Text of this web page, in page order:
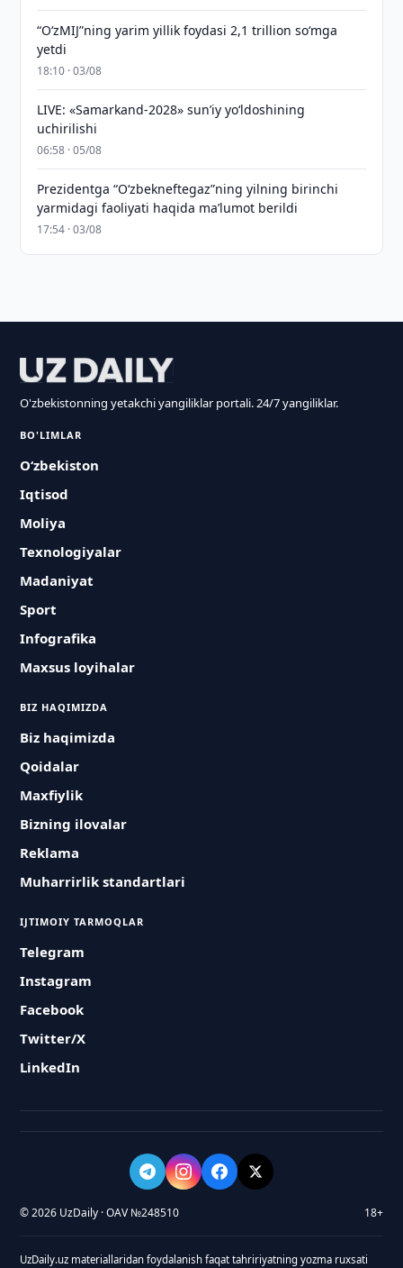
“O‘zMIJ”ning yarim yillik foydasi 2,1 trillion so‘mga
yetdi
18:10 · 03/08
LIVE: «Samarkand-2028» sun’iy yo‘ldoshining
uchirilishi
06:58 · 05/08
Prezidentga “Oʻzbekneftegaz”ning yilning birinchi
yarmidagi faoliyati haqida maʼlumot berildi
17:54 · 03/08
O'zbekistonning yetakchi yangiliklar portali. 24/7 yangiliklar.
BO'LIMLAR
O‘zbekiston
Iqtisod
Moliya
Texnologiyalar
Madaniyat
Sport
Infografika
Maxsus loyihalar
BIZ HAQIMIZDA
Biz haqimizda
Qoidalar
Maxfiylik
Bizning ilovalar
Reklama
Muharrirlik standartlari
IJTIMOIY TARMOQLAR
Telegram
Instagram
Facebook
Twitter/X
LinkedIn
© 2026 UzDaily · OAV №248510 18+
UzDaily.uz materiallaridan foydalanish faqat tahririyatning yozma ruxsati